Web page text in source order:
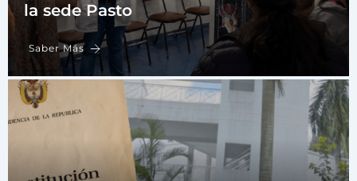
la sede Pasto
Saber Más